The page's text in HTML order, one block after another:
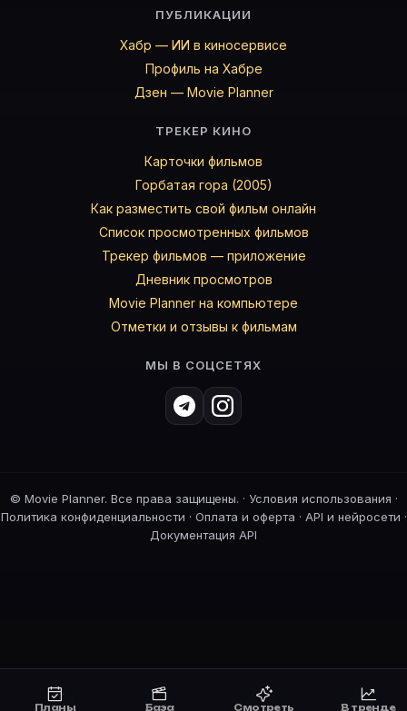
Планы База Смотреть В тренде
ПУБЛИКАЦИИ
Хабр — ИИ в киносервисе
Профиль на Хабре
Дзен — Movie Planner
ТРЕКЕР КИНО
Карточки фильмов
Горбатая гора (2005)
Как разместить свой фильм онлайн
Список просмотренных фильмов
Трекер фильмов — приложение
Дневник просмотров
Movie Planner на компьютере
Отметки и отзывы к фильмам
МЫ В СОЦСЕТЯХ
© Movie Planner. Все права защищены. · Условия использования ·
Политика конфиденциальности · Оплата и оферта · API и нейросети ·
Документация API